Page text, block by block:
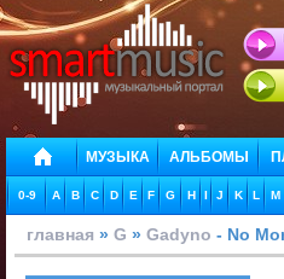
МУЗЫКА АЛЬБОМЫ
0-9 A B C D E F G H I J K L M
главная » G » Gadyno - No